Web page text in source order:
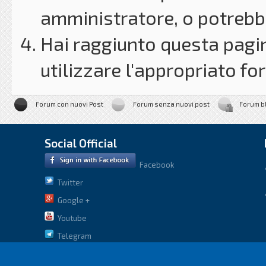
amministratore, o
Hai raggiunto questa
utilizzare l'appropriato
Forum con nuovi Post Forum senza nuovi post Forum
Social Official
Facebook
Twitter
Google +
Youtube
Telegram